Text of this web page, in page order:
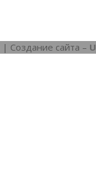
| Создание сайта –